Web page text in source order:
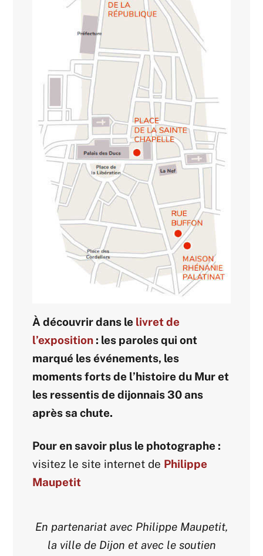
À découvrir dans le livret de
l’exposition : les paroles qui ont
marqué les événements, les
moments forts de l’histoire du Mur et
les ressentis de dijonnais 30 ans
après sa chute.
Pour en savoir plus le photographe :
visitez le site internet de Philippe
Maupetit
En partenariat avec Philippe Maupetit,
la ville de Dijon et avec le soutien